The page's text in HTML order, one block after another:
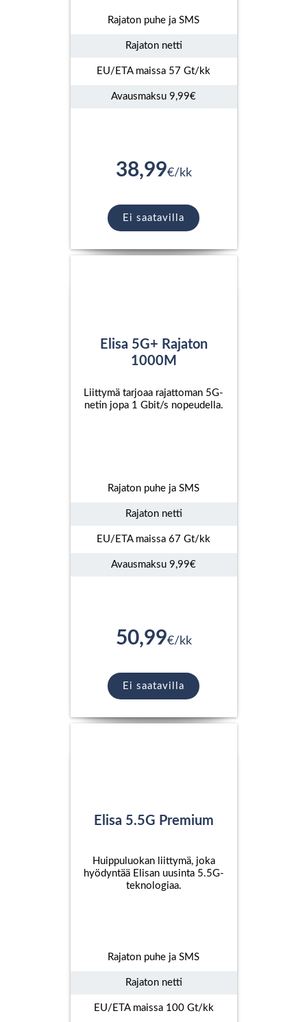
Rajaton puhe ja SMS
Rajaton netti
EU/ETA maissa 57 Gt/kk
Avausmaksu 9,99€
38,99€/kk
Ei saatavilla
Elisa 5G+ Rajaton
1000M
Liittymä tarjoaa rajattoman 5G-
netin jopa 1 Gbit/s nopeudella.
Rajaton puhe ja SMS
Rajaton netti
EU/ETA maissa 67 Gt/kk
Avausmaksu 9,99€
50,99€/kk
Ei saatavilla
Elisa 5.5G Premium
Huippuluokan liittymä, joka
hyödyntää Elisan uusinta 5.5G-
teknologiaa.
Rajaton puhe ja SMS
Rajaton netti
EU/ETA maissa 100 Gt/kk